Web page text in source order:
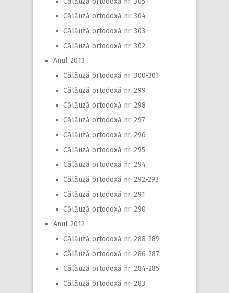
Călăuză ortodoxă nr. 304
Călăuză ortodoxă nr. 303
Călăuză ortodoxă nr. 302
Anul 2013
Călăuză ortodoxă nr. 300-301
Călăuză ortodoxă nr. 299
Călăuză ortodoxă nr. 298
Călăuză ortodoxă nr. 297
Călăuză ortodoxă nr. 296
Călăuză ortodoxă nr. 295
Călăuză ortodoxă nr. 294
Călăuză ortodoxă nr. 292-293
Călăuză ortodoxă nr. 291
Călăuză ortodoxă nr. 290
Anul 2012
Călăuză ortodoxă nr. 288-289
Călăuză ortodoxă nr. 286-287
Călăuză ortodoxă nr. 284-285
Călăuză ortodoxă nr. 283